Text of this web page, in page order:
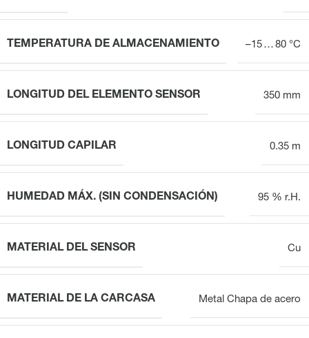
TEMPERATURA DE ALMACENAMIENTO –15 … 80 °C
LONGITUD DEL ELEMENTO SENSOR 350 mm
LONGITUD CAPILAR 0.35 m
HUMEDAD MÁX. (SIN CONDENSACIÓN) 95 % r.H.
MATERIAL DEL SENSOR Cu
MATERIAL DE LA CARCASA Metal Chapa de acero